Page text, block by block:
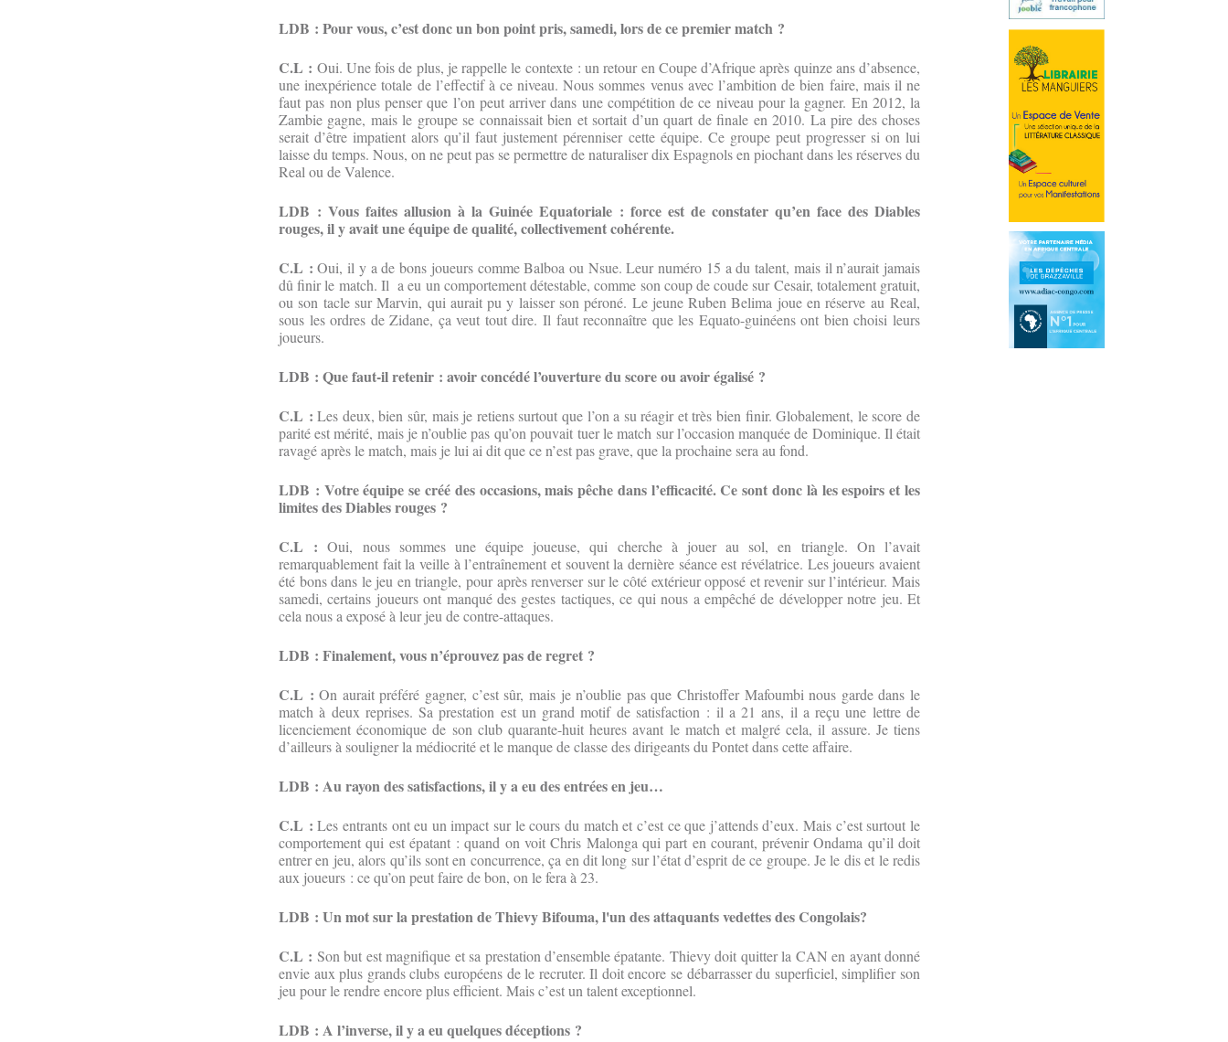
LDB : Pour vous, c’est donc un bon point pris, samedi, lors de ce premier match ?
C.L : Oui. Une fois de plus, je rappelle le contexte : un retour en Coupe d’Afrique après quinze ans d’absence,
une inexpérience totale de l’effectif à ce niveau. Nous sommes venus avec l’ambition de bien faire, mais il ne
faut pas non plus penser que l’on peut arriver dans une compétition de ce niveau pour la gagner. En 2012, la
Zambie gagne, mais le groupe se connaissait bien et sortait d’un quart de finale en 2010. La pire des choses
serait d’être impatient alors qu’il faut justement pérenniser cette équipe. Ce groupe peut progresser si on lui
laisse du temps. Nous, on ne peut pas se permettre de naturaliser dix Espagnols en piochant dans les réserves du
Real ou de Valence.
LDB : Vous faites allusion à la Guinée Equatoriale : force est de constater qu’en face des Diables
rouges, il y avait une équipe de qualité, collectivement cohérente.
C.L : Oui, il y a de bons joueurs comme Balboa ou Nsue. Leur numéro 15 a du talent, mais il n’aurait jamais
dû finir le match. Il a eu un comportement détestable, comme son coup de coude sur Cesair, totalement gratuit,
ou son tacle sur Marvin, qui aurait pu y laisser son péroné. Le jeune Ruben Belima joue en réserve au Real,
sous les ordres de Zidane, ça veut tout dire. Il faut reconnaître que les Equato-guinéens ont bien choisi leurs
joueurs.
LDB : Que faut-il retenir : avoir concédé l’ouverture du score ou avoir égalisé ?
C.L : Les deux, bien sûr, mais je retiens surtout que l’on a su réagir et très bien finir. Globalement, le score de
parité est mérité, mais je n’oublie pas qu’on pouvait tuer le match sur l’occasion manquée de Dominique. Il était
ravagé après le match, mais je lui ai dit que ce n’est pas grave, que la prochaine sera au fond.
LDB : Votre équipe se créé des occasions, mais pêche dans l’efficacité. Ce sont donc là les espoirs et les
limites des Diables rouges ?
C.L : Oui, nous sommes une équipe joueuse, qui cherche à jouer au sol, en triangle. On l’avait
remarquablement fait la veille à l’entraînement et souvent la dernière séance est révélatrice. Les joueurs avaient
été bons dans le jeu en triangle, pour après renverser sur le côté extérieur opposé et revenir sur l’intérieur. Mais
samedi, certains joueurs ont manqué des gestes tactiques, ce qui nous a empêché de développer notre jeu. Et
cela nous a exposé à leur jeu de contre-attaques.
LDB : Finalement, vous n’éprouvez pas de regret ?
C.L : On aurait préféré gagner, c’est sûr, mais je n’oublie pas que Christoffer Mafoumbi nous garde dans le
match à deux reprises. Sa prestation est un grand motif de satisfaction : il a 21 ans, il a reçu une lettre de
licenciement économique de son club quarante-huit heures avant le match et malgré cela, il assure. Je tiens
d’ailleurs à souligner la médiocrité et le manque de classe des dirigeants du Pontet dans cette affaire.
LDB : Au rayon des satisfactions, il y a eu des entrées en jeu…
C.L : Les entrants ont eu un impact sur le cours du match et c’est ce que j’attends d’eux. Mais c’est surtout le
comportement qui est épatant : quand on voit Chris Malonga qui part en courant, prévenir Ondama qu’il doit
entrer en jeu, alors qu’ils sont en concurrence, ça en dit long sur l’état d’esprit de ce groupe. Je le dis et le redis
aux joueurs : ce qu’on peut faire de bon, on le fera à 23.
LDB : Un mot sur la prestation de Thievy Bifouma, l'un des attaquants vedettes des Congolais?
C.L : Son but est magnifique et sa prestation d’ensemble épatante. Thievy doit quitter la CAN en ayant donné
envie aux plus grands clubs européens de le recruter. Il doit encore se débarrasser du superficiel, simplifier son
jeu pour le rendre encore plus efficient. Mais c’est un talent exceptionnel.
LDB : A l’inverse, il y a eu quelques déceptions ?